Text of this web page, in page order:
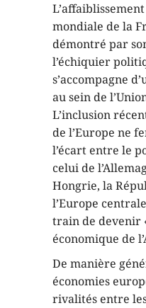
mondiale de la
démontré par
l’échiquier
s’accompagne
au sein de
L’inclusion
de l’Europe ne
l’écart entre le
celui de
Hongrie, la
l’Europe
train de devenir
économique de
De manière
économies
rivalités entre